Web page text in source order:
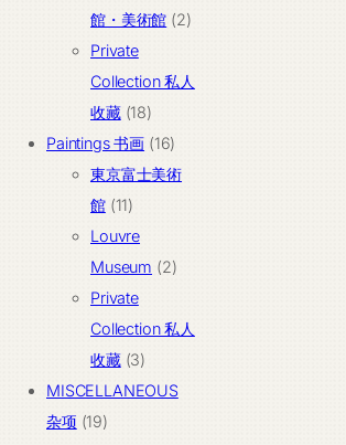
产
品
館・美術館 22
产
Private
Collection 私人
收藏 1818
个
产
Paintings 书画 1616
个
東京富士美術
館 1111
个
产
品
Louvre
Museum
22
产
Private
Collection 私人
收藏 33
个
MISCELLANEOUS
杂项 1919